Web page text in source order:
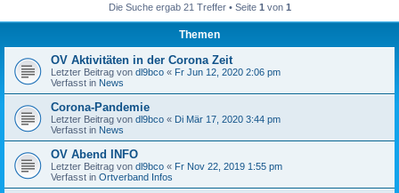
Die Suche ergab 21 Treffer • Seite 1 von 1
Themen
OV Aktivitäten in der Corona Zeit
Letzter Beitrag von dl9bco « Fr Jun 12, 2020 2:06 pm
Verfasst in News
Corona-Pandemie
Letzter Beitrag von dl9bco « Di Mär 17, 2020 3:44 pm
Verfasst in News
OV Abend INFO
Letzter Beitrag von dl9bco « Fr Nov 22, 2019 1:55 pm
Verfasst in Ortverband Infos